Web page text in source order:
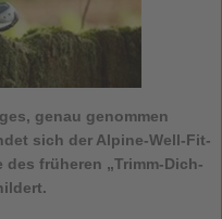
genau genommen
sich der Alpine-Well-Fit-
früheren „Trimm-Dich-